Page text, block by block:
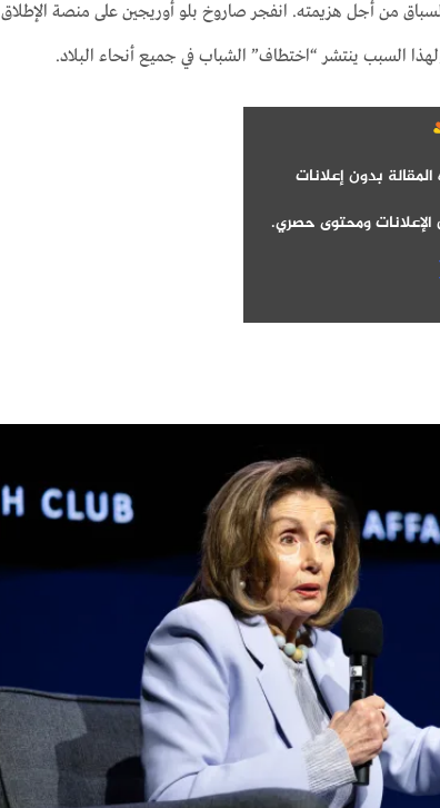
من أجل هزيمته. انفجر صاروخ بلو أوريجين على منصة الإطلاق
ولهذا السبب ينتشر “اختطاف” الشباب في جميع أنحاء البلاد.
بدون إعلانات
ومحتوى حصري.